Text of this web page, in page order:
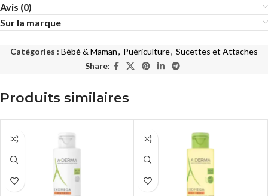
Avis (0)
Sur la marque
Catégories : Bébé & Maman, Puériculture, Sucettes et Attaches
Share:
Produits similaires